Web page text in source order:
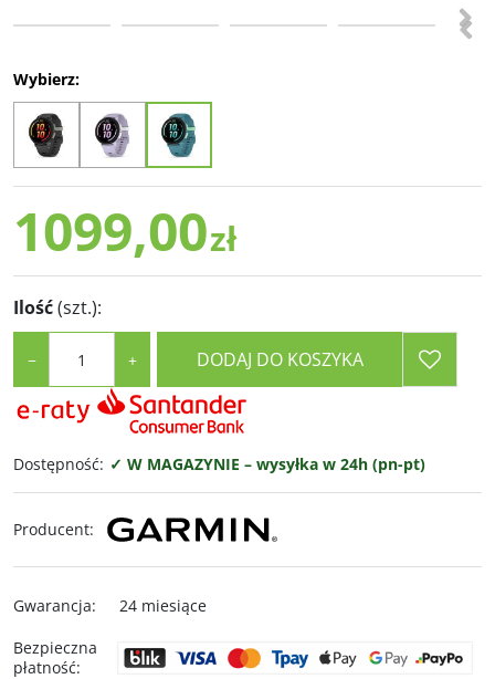
<
Wybierz:
1099,00zł
Ilość(szt.):
− + DODAJ DO KOSZYKA
Dostępność: ✓ W MAGAZYNIE – wysyłka w 24h (pn-pt)
Producent:
Gwarancja:
24 miesiące
Bezpieczna
płatność: